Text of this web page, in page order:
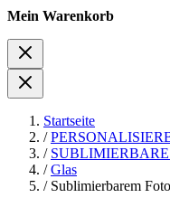
Mein Warenkorb
Startseite
/
/
/ Glas
/ Sublimierbarem